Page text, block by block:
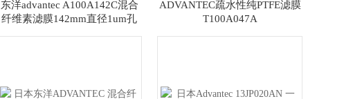
东洋advantec A100A142C混合
纤维素滤膜142mm直径1um孔
ADVANTEC疏水性纯PTFE滤膜
T100A047A